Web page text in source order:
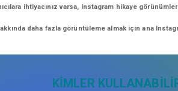
ihtiyacınız varsa, Instagram hikaye
daha fazla görüntüleme almak için ana
KIMLER